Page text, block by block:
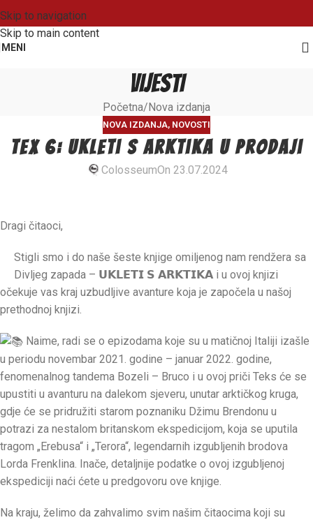
Skip to navigation
Skip to main content
MENI
VIJESTI
Početna Nova izdanja
NOVA IZDANJA, NOVOSTI
TEX 6: Ukleti s Arktika u prodaji
ColosseumOn 23.07.2024
Dragi čitaoci,
Stigli smo i do naše šeste knjige omiljenog nam rendžera sa
Divljeg zapada – 𝗨𝗞𝗟𝗘𝗧𝗜 𝗦 𝗔𝗥𝗞𝗧𝗜𝗞𝗔 i u ovoj knjizi
očekuje vas kraj uzbudljive avanture koja je započela u našoj
prethodnoj knjizi.
Naime, radi se o epizodama koje su u matičnoj Italiji izašle
u periodu novembar 2021. godine – januar 2022. godine,
fenomenalnog tandema Bozeli – Bruco i u ovoj priči Teks će se
upustiti u avanturu na dalekom sjeveru, unutar arktičkog kruga,
gdje će se pridružiti starom poznaniku Džimu Brendonu u
potrazi za nestalom britanskom ekspedicijom, koja se uputila
tragom „Erebusa“ i „Terora“, legendarnih izgubljenih brodova
Lorda Frenklina. Inače, detaljnije podatke o ovoj izgubljenoj
ekspediciji naći ćete u predgovoru ove knjige.
Na kraju, želimo da zahvalimo svim našim čitaocima koji su